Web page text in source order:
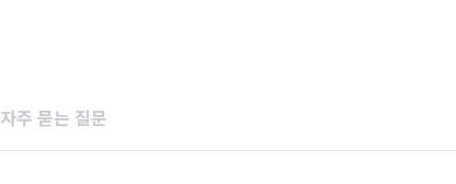
자주 묻는 질문